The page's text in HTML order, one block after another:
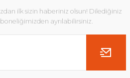
ilk sizin haberiniz olsun! Dilediğiniz
ayrılabilirsiniz.